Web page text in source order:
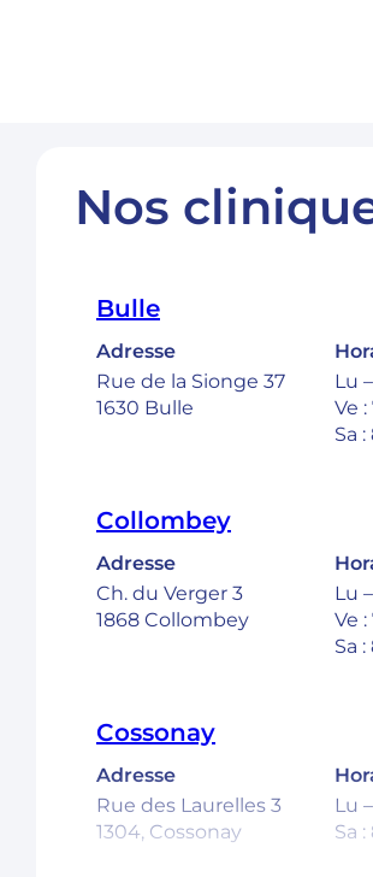
Nos
Bulle
Adresse
Rue de la Sionge 37
1630 Bulle
Lu
Ve :
Sa :
Collombey
Adresse
Ch. du Verger 3
1868 Collombey
Lu
Ve :
Sa :
Cossonay
Adresse
Rue des Laurelles 3
1304, Cossonay
Lu
Sa :